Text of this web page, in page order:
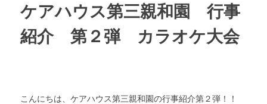
ケアハウス第三親和園 行事
紹介 第２弾 カラオケ大会
こんにちは、ケアハウス第三親和園の行事紹介第２弾！！